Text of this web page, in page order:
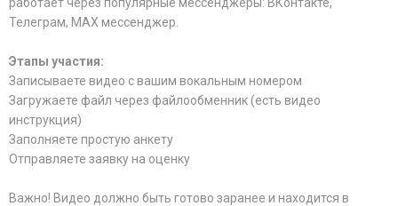
Телеграм, MAX мессенджер.
Этапы участия:
Записываете видео с вашим вокальным номером
Загружаете файл через файлообменник (есть видео
инструкция)
Заполняете простую анкету
Отправляете заявку на оценку
Важно! Видео должно быть готово заранее и находится в